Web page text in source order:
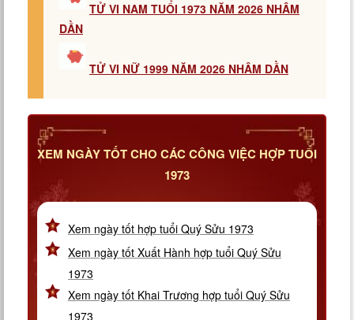
TỬ VI NAM TUỔI 1973 NĂM 2026 NHÂM
DẦN
TỬ VI NỮ 1999 NĂM 2026 NHÂM DẦN
XEM NGÀY TỐT CHO CÁC CÔNG VIỆC HỢP TUỔI
1973
Xem ngày tốt hợp tuổi Quý Sửu 1973
Xem ngày tốt Xuất Hành hợp tuổi Quý Sửu
1973
Xem ngày tốt Khai Trương hợp tuổi Quý Sửu
1973